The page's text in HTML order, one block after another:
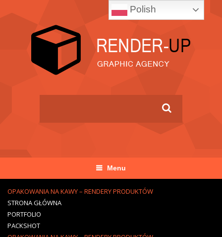
Menu
OPAKOWANIA NA KAWY – RENDERY PRODUKTÓW
STRONA GŁÓWNA
PORTFOLIO
PACKSHOT
Polish